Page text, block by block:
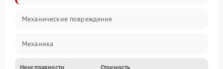
Механические повреждения
Механика
Неисправности Стоимость